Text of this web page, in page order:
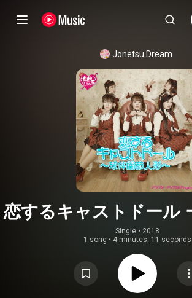
Jonetsu Dream
恋するキャストドール
人形ー
Single • 2018
1 song • 4 minutes, 11 seconds